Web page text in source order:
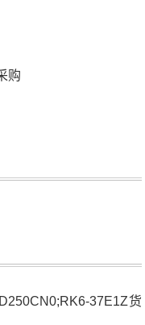
购
37E1Z货